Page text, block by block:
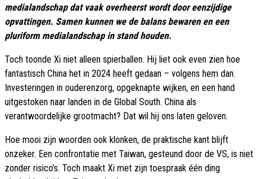
medialandschap dat vaak overheerst wordt door eenzijdige
opvattingen. Samen kunnen we de balans bewaren en een
pluriform medialandschap in stand houden.
Toch toonde Xi niet alleen spierballen. Hij liet ook even zien hoe
fantastisch China het in 2024 heeft gedaan – volgens hem dan.
Investeringen in ouderenzorg, opgeknapte wijken, en een hand
uitgestoken naar landen in de Global South. China als
verantwoordelijke grootmacht? Dat wil hij ons laten geloven.
Hoe mooi zijn woorden ook klonken, de praktische kant blijft
onzeker. Een confrontatie met Taiwan, gesteund door de VS, is niet
zonder risico’s. Toch maakt Xi met zijn toespraak één ding